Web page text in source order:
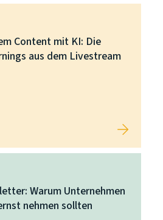
Content mit KI: Die
aus dem Livestream
Warum Unternehmen
nehmen sollten